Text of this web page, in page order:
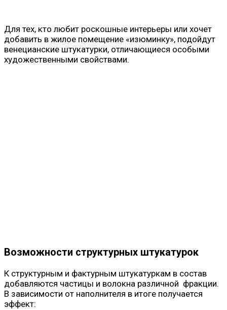
Для тех, кто любит роскошные интерьеры или хочет
добавить в жилое помещение «изюминку», подойдут
венецианские штукатурки, отличающиеся особыми
художественными свойствами.
Возможности структурных штукатурок
К структурным и фактурным штукатуркам в состав
добавляются частицы и волокна различной фракции.
В зависимости от наполнителя в итоге получается
эффект: